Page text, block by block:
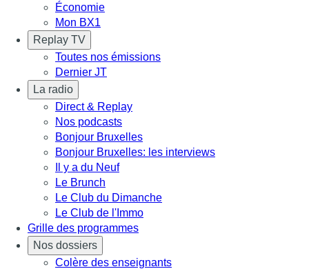
Économie
Mon BX1
Replay TV
Toutes nos émissions
Dernier JT
La radio
Direct & Replay
Nos podcasts
Bonjour Bruxelles
Bonjour Bruxelles: les interviews
Il y a du Neuf
Le Brunch
Le Club du Dimanche
Le Club de l'Immo
Grille des programmes
Nos dossiers
Colère des enseignants